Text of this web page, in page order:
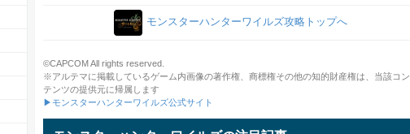
モンスターハンターワイルズ攻略トップへ
©CAPCOM All rights reserved.
※アルテマに掲載しているゲーム内画像の著作権、商標権その他の知的財産権は、当該コン
テンツの提供元に帰属します
▶モンスターハンターワイルズ公式サイト